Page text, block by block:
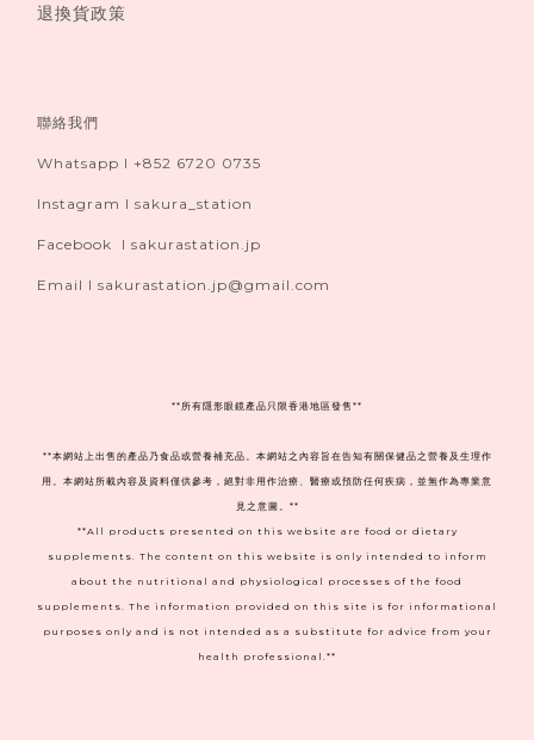
退換貨政策
聯絡我們
Whatsapp I +852 6720 0735
Instagram I sakura_station
Facebook I sakurastation.jp
Email I sakurastation.jp@gmail.com
** 所有隱形眼鏡產品只限香港地區發售**
**本網站上出售的產品乃食品或營養補充品。本網站之內容旨在告知有關保健品之營養及生理作
用。本網站所載內容及資料僅供參考，絕對非用作治療、醫療或預防任何疾病，並無作為專業意
見之意圖。**
**All products presented on this website are food or dietary
supplements. The content on this website is only intended to inform
about the nutritional and physiological processes of the food
supplements. The information provided on this site is for informational
purposes only and is not intended as a substitute for advice from your
health professional.**